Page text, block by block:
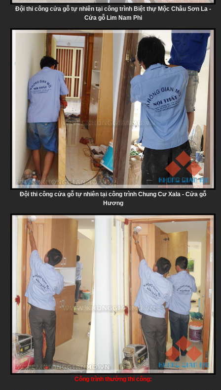
Đội thi công cửa gỗ tự nhiên tại công trình Biệt thự Mộc Châu Sơn La -
Cửa gỗ Lim Nam Phi
Đội thi công cửa gỗ tự nhiên tại công trình Chung Cư Xala - Cửa gỗ
Hương
Công trình thường thi công: